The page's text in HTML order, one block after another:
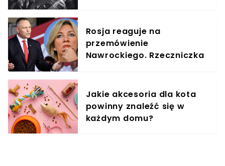
Rosja reaguje na
przemówienie
Nawrockiego. Rzeczniczka
Jakie akcesoria dla kota
powinny znaleźć się w
każdym domu?